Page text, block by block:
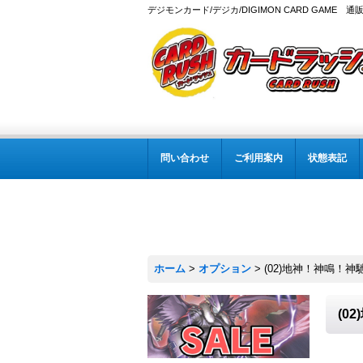
デジモンカード/デジカ/DIGIMON CARD GAME 通
問い合わせ ご利用案内 状態表記
ホーム > オプション > (02)地神！神鳴！神